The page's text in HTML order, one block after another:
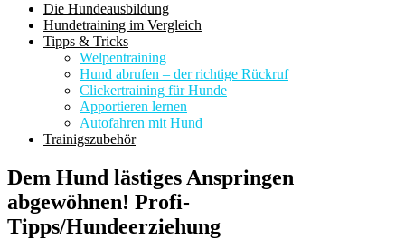
Die Hundeausbildung
Hundetraining im Vergleich
Tipps & Tricks
Welpentraining
Hund abrufen – der richtige Rückruf
Clickertraining für Hunde
Apportieren lernen
Autofahren mit Hund
Trainigszubehör
Dem Hund lästiges Anspringen
abgewöhnen! Profi-
Tipps/Hundeerziehung